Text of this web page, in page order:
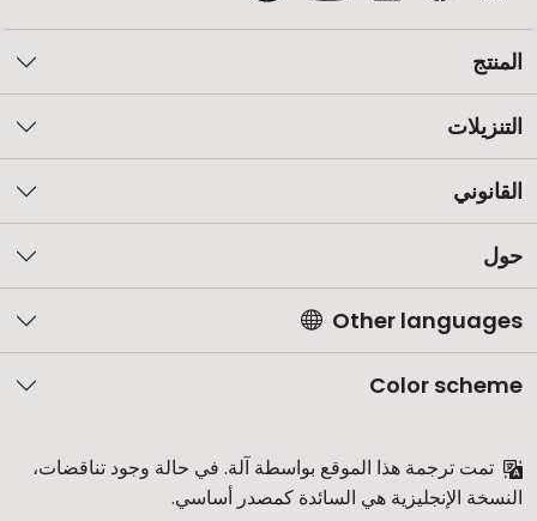
المنتج
التنزيلات
القانوني
حول
Other languages
Color scheme
تمت ترجمة هذا الموقع بواسطة آلة. في حالة وجود تناقضات،
النسخة الإنجليزية هي السائدة كمصدر أساسي.